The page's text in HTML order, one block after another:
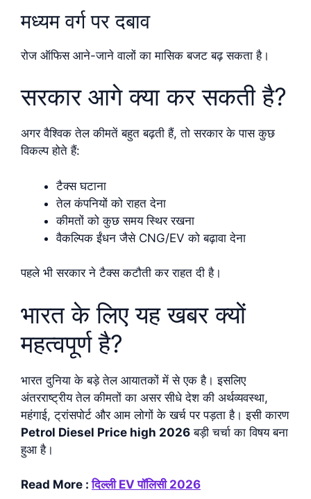
मध्यम वर्ग पर दबाव
रोज ऑफिस आने-जाने वालों का मासिक बजट बढ़ सकता है।
सरकार आगे क्या कर सकती है?
अगर वैश्विक तेल कीमतें बहुत बढ़ती हैं, तो सरकार के पास कुछ
विकल्प होते हैं:
टैक्स घटाना
तेल कंपनियों को राहत देना
कीमतों को कुछ समय स्थिर रखना
वैकल्पिक ईंधन जैसे CNG/EV को बढ़ावा देना
पहले भी सरकार ने टैक्स कटौती कर राहत दी है।
भारत के लिए यह खबर क्यों
महत्वपूर्ण है?
भारत दुनिया के बड़े तेल आयातकों में से एक है। इसलिए
अंतरराष्ट्रीय तेल कीमतों का असर सीधे देश की अर्थव्यवस्था,
महंगाई, ट्रांसपोर्ट और आम लोगों के खर्च पर पड़ता है। इसी कारण
Petrol Diesel Price high 2026 बड़ी चर्चा का विषय बना
हुआ है।
Read More :दिल्ली EV पॉलिसी 2026